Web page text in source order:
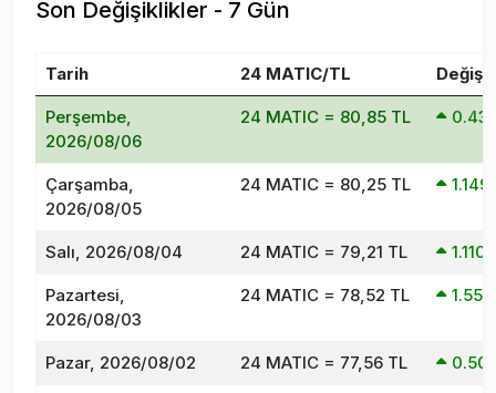
Son Değişiklikler - 7 Gün
Tarih 24 MATIC/TL
Perşembe,
2026/08/06
24 MATIC = 80,85 TL
Çarşamba,
2026/08/05
24 MATIC = 80,25 TL
Salı, 2026/08/04 24 MATIC = 79,21 TL
Pazartesi,
2026/08/03
24 MATIC = 78,52 TL
Pazar, 2026/08/02 24 MATIC = 77,56 TL